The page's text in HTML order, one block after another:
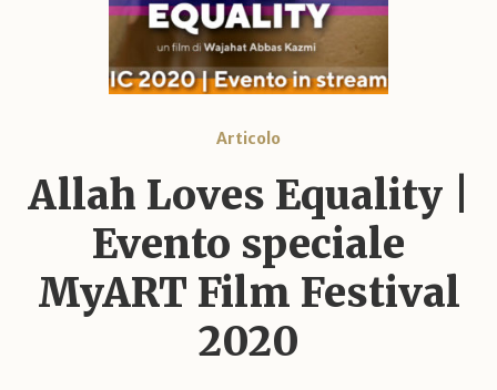
Articolo
Allah Loves Equality |
Evento speciale
MyART Film Festival
2020